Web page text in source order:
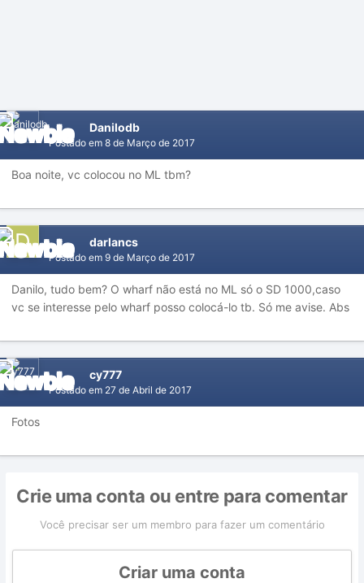
Danilodb
Postado em 8 de Março de 2017
Boa noite, vc colocou no ML tbm?
darlancs
Postado em 9 de Março de 2017
Danilo, tudo bem? O wharf não está no ML só o SD 1000,caso
vc se interesse pelo wharf posso colocá-lo tb. Só me avise. Abs
cy777
Postado em 27 de Abril de 2017
Fotos
Crie uma conta ou entre para comentar
Você precisar ser um membro para fazer um comentário
Criar uma conta